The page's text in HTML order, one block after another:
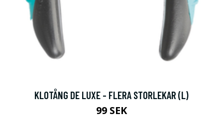
KLOTÅNG DE LUXE - FLERA STORLEKAR (L)
99 SEK